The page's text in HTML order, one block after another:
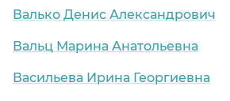
Валько Денис Александрович
Вальц Марина Анатольевна
Васильева Ирина Георгиевна